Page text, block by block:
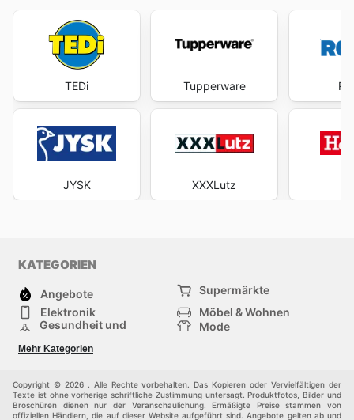
TEDi
JYSK
Tupperware
XXXLutz
KATEGORIEN
Angebote
Supermärkte
Elektronik
Möbel & Wohnen
Gesundheit und
Mode
Sportartikel und
Sportbekleidung
Einkaufzentren
Andere
Mehr Kategorien
Copyright © 2026 . Alle Rechte vorbehalten. Das Kopieren oder Vervielfältigen der
Texte ist ohne vorherige schriftliche Zustimmung untersagt. Produktfotos, Bilder und
Broschüren dienen nur der Veranschaulichung. Ermäßigte Preise stammen von
offiziellen Händlern, die auf dieser Website aufgeführt sind. Angebote gelten ab und